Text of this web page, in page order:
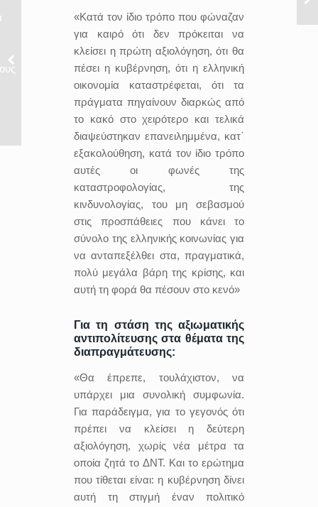
«Κατά τον ίδιο τρόπο που φώναζαν
για καιρό ότι δεν πρόκειται να
κλείσει η πρώτη αξιολόγηση, ότι θα
πέσει η κυβέρνηση, ότι η ελληνική
οικονομία καταστρέφεται, ότι τα
πράγματα πηγαίνουν διαρκώς από
το κακό στο χειρότερο και τελικά
διαψεύστηκαν επανειλημμένα, κατ΄
εξακολούθηση, κατά τον ίδιο τρόπο
αυτές οι φωνές της
καταστροφολογίας, της
κινδυνολογίας, του μη σεβασμού
στις προσπάθειες που κάνει το
σύνολο της ελληνικής κοινωνίας για
να ανταπεξέλθει στα, πραγματικά,
πολύ μεγάλα βάρη της κρίσης, και
αυτή τη φορά θα πέσουν στο κενό»
Για τη στάση της αξιωματικής
αντιπολίτευσης στα θέματα της
διαπραγμάτευσης:
«Θα έπρεπε, τουλάχιστον, να
υπάρχει μια συνολική συμφωνία.
Για παράδειγμα, για το γεγονός ότι
πρέπει να κλείσει η δεύτερη
αξιολόγηση, χωρίς νέα μέτρα τα
οποία ζητά το ΔΝΤ. Και το ερώτημα
που τίθεται είναι: η κυβέρνηση δίνει
αυτή τη στιγμή έναν πολιτικό